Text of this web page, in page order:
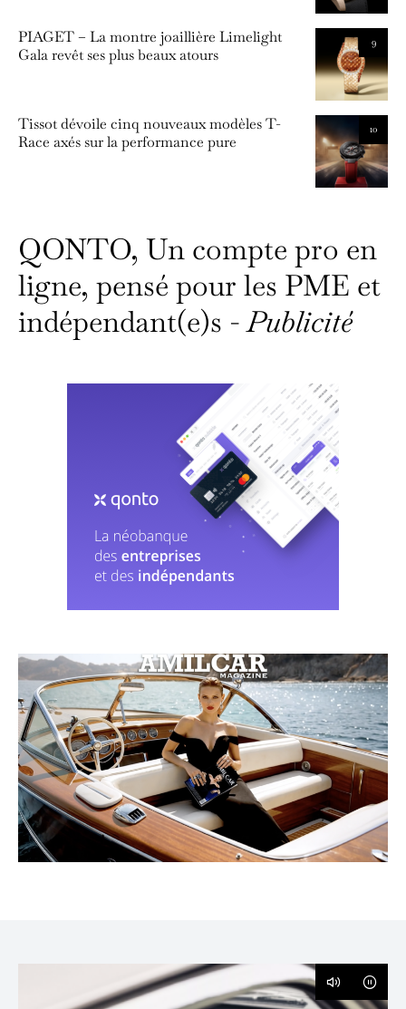
9
PIAGET – La montre joaillière Limelight
Gala revêt ses plus beaux atours
10
Tissot dévoile cinq nouveaux modèles T-
Race axés sur la performance pure
QONTO, Un compte pro en
ligne, pensé pour les PME et
indépendant(e)s -Publicité